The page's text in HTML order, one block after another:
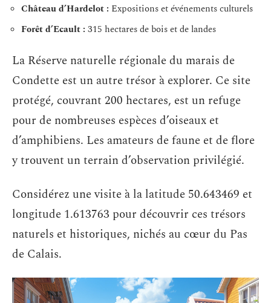
Château d’Hardelot : Expositions et événements culturels
Forêt d’Ecault : 315 hectares de bois et de landes
La Réserve naturelle régionale du marais de
Condette est un autre trésor à explorer. Ce site
protégé, couvrant 200 hectares, est un refuge
pour de nombreuses espèces d’oiseaux et
d’amphibiens. Les amateurs de faune et de flore
y trouvent un terrain d’observation privilégié.
Considérez une visite à la latitude 50.643469 et
longitude 1.613763 pour découvrir ces trésors
naturels et historiques, nichés au cœur du Pas
de Calais.